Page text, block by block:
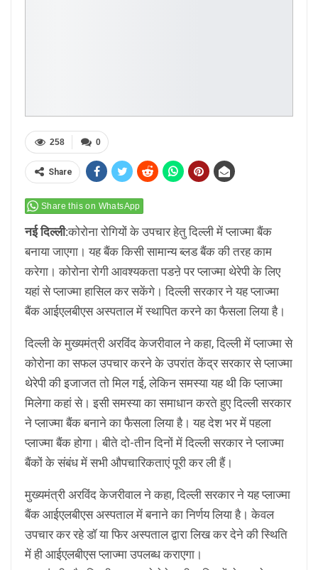
0
258
Share
Share this on WhatsApp
नई दिल्ली:कोरोना रोगियों के उपचार हेतु दिल्ली में प्लाज्मा बैंक
बनाया जाएगा। यह बैंक किसी सामान्य ब्लड बैंक की तरह काम
करेगा। कोरोना रोगी आवश्यकता पडऩे पर प्लाज्मा थेरेपी के लिए
यहां से प्लाज्मा हासिल कर सकेंगे। दिल्ली सरकार ने यह प्लाज्मा
बैंक आईएलबीएस अस्पताल में स्थापित करने का फैसला लिया है।
दिल्ली के मुख्यमंत्री अरविंद केजरीवाल ने कहा, दिल्ली में प्लाज्मा से
कोरोना का सफल उपचार करने के उपरांत केंद्र सरकार से प्लाज्मा
थेरेपी की इजाजत तो मिल गई, लेकिन समस्या यह थी कि प्लाज्मा
मिलेगा कहां से। इसी समस्या का समाधान करते हुए दिल्ली सरकार
ने प्लाज्मा बैंक बनाने का फैसला लिया है। यह देश भर में पहला
प्लाज्मा बैंक होगा। बीते दो-तीन दिनों में दिल्ली सरकार ने प्लाज्मा
बैंकों के संबंध में सभी औपचारिकताएं पूरी कर ली हैं।
मुख्यमंत्री अरविंद केजरीवाल ने कहा, दिल्ली सरकार ने यह प्लाज्मा
बैंक आईएलबीएस अस्पताल में बनाने का निर्णय लिया है। केवल
उपचार कर रहे डॉ या फिर अस्पताल द्वारा लिख कर देने की स्थिति
में ही आईएलबीएस प्लाज्मा उपलब्ध कराएगा।